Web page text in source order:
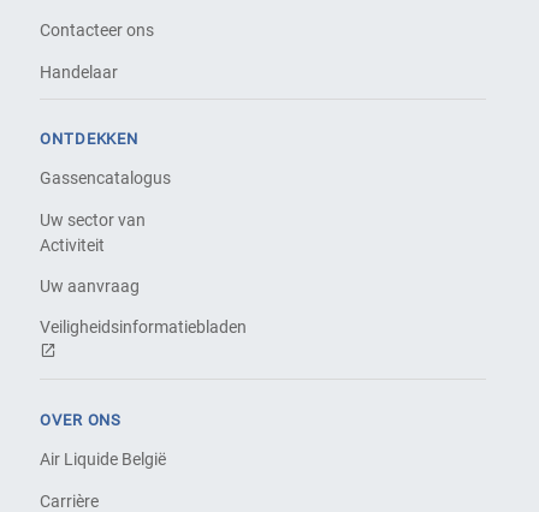
Contacteer ons
Handelaar
ONTDEKKEN
Gassencatalogus
Uw sector van
Activiteit
Uw aanvraag
Veiligheidsinformatiebladen
OVER ONS
Air Liquide België
Carrière